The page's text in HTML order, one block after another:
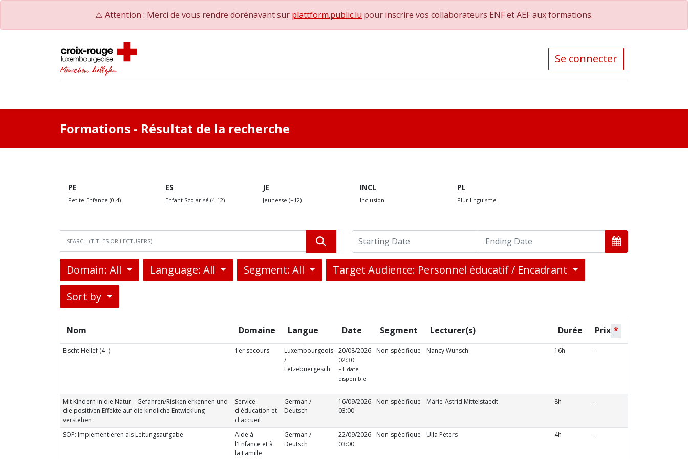
⚠️ Attention : Merci de vous rendre dorénavant sur plattform.public.lu pour inscrire vos collaborateurs ENF et AEF aux formations.
Se connecter
Formations - Résultat de la recherche
PE
Petite Enfance (0-4)
ES
Enfant Scolarisé (4-12)
JE
Jeunesse (+12)
INCL
Inclusion
PL
Plurilinguisme
Domain: All Language: All Segment: All
Target Audience: Personnel éducatif / Encadrant
Sort by
Nom Domaine Langue Date Segment Lecturer(s) Durée Prix *
Eischt Hëllef (4 -) 1er secours
Luxembourgeois
/
Lëtzebuergesch
20/08/2026
02:30
+1 date
disponible
Non-spécifique Nancy Wunsch 16h --
Mit Kindern in die Natur – Gefahren/Risiken erkennen und
die positiven Effekte auf die kindliche Entwicklung
verstehen
Service
d'éducation et
d'accueil
German /
Deutsch
16/09/2026
03:00
Non-spécifique Marie-Astrid Mittelstaedt 8h --
SOP: Implementieren als Leitungsaufgabe
Aide à
l'Enfance et à
la Famille
German /
Deutsch
22/09/2026
03:00
Non-spécifique Ulla Peters 4h --